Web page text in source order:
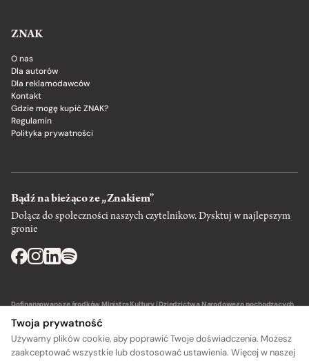
ZNAK
O nas
Dla autorów
Dla reklamodawców
Kontakt
Gdzie mogę kupić ZNAK?
Regulamin
Polityka prywatności
Bądź na bieżąco ze „Znakiem”
Dołącz do społeczności naszych czytelnikow. Dysktuj w najlepszym
gronie
Dofinansowano ze środków Ministra Kultury i Dziedzictwa Narodowego pochodzących
Twoja prywatność
Używamy plików cookie, aby poprawić Twoje doświadczenia. Możesz
zaakceptować wszystkie lub dostosować ustawienia. Więcej w naszej